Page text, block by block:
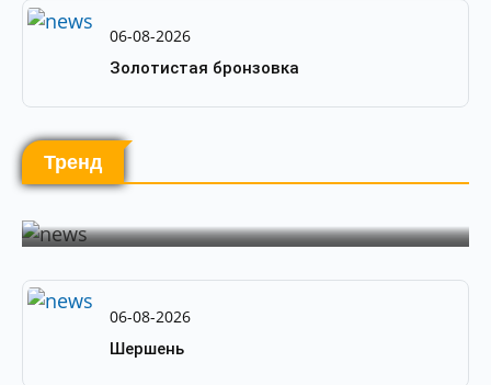
06-08-2026
Золотистая бронзовка
Тренд
by PortalBio
06-08-2026
Шершень